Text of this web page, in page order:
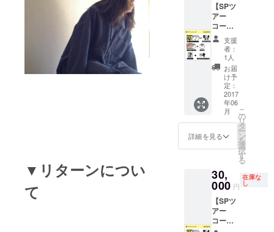
▼リターンについ
て
は別途
必要に
なりま
す
イズ
3rd
AL「ロ
ック
ロック
ロック
ジェネ
レー
ショ
ン」 サ
ンデー
ブロマ
イド 天
才プリ
＠
TORAN
OMON
LOUNG
E） は
ぶテシ
【SPツ
アー
コース
（札幌
会
場）】
3rd
AL「ロ
ミオと
ジュリ
エッ
ト」サ
イン入
り 古今
東西！
天才天
MC集～
（CD-
R） ワ
ンダフ
ルボー
イズ
支援
者：
1人
お届
け予
定：
2017
年06
月
詳細を見る
こ
の
リ
タ
ー
ン
を
選
択
す
る
30,
000 円
在庫な
し
【SPツ
アー
コース